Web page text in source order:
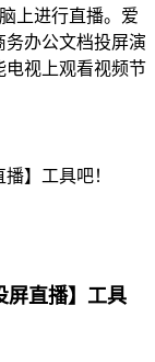
上进行直播。爱
务办公文档投屏演
电视上观看视频节
】工具吧！
屏直播】工具